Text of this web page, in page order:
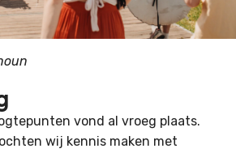
vond al vroeg plaats.
wij kennis maken met